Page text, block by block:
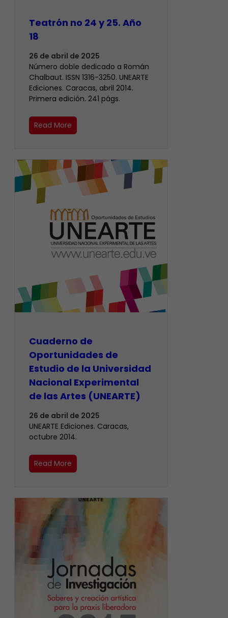
Teatrón no 24 y 25. Año
18
26 de abril de 2025
Número doble dedicado a Román
Chalbaut. ISSN 1316-3250. UNEARTE
Ediciones. Caracas, abril 2014.
Primera edición. 241 págs.
Read More
Cuaderno de
Oportunidades de
Estudio de la Universidad
Nacional Experimental
de las Artes (UNEARTE)
26 de abril de 2025
UNEARTE Ediciones. Caracas,
octubre 2014.
Read More